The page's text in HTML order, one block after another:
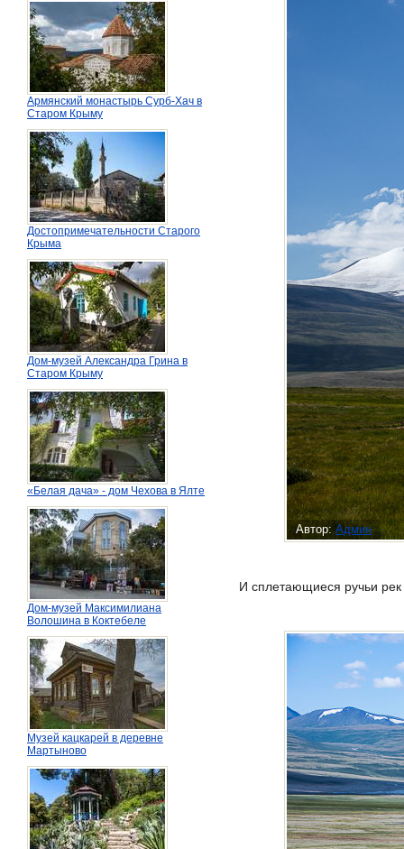
Армянский монастырь Сурб-Хач в
Старом Крыму
Достопримечательности Старого
Крыма
Дом-музей Александра Грина в
Старом Крыму
«Белая дача» - дом Чехова в Ялте
Дом-музей Максимилиана
Волошина в Коктебеле
Музей кацкарей в деревне
Мартыново
Автор: Админ
И сплетающиеся ручьи